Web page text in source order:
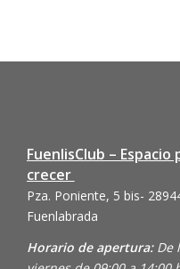
FuenlisClub – Espacio
crecer
Pza. Poniente, 5 bis-
Fuenlabrada
Horario de apertura:De